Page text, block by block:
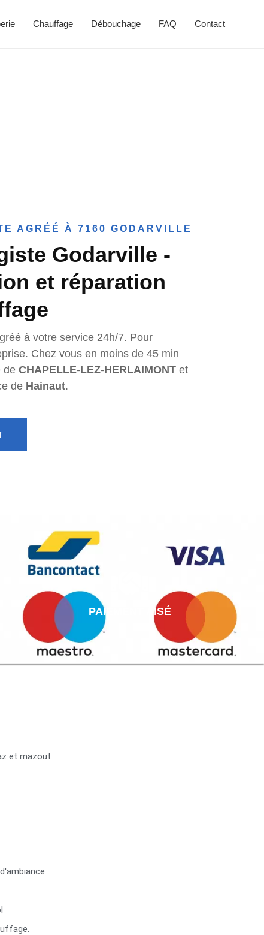
Chauffage Débouchage FAQ Contact
AGRÉÉ À 7160 GODARVILLE
Godarville -
et réparation
à votre service 24h/7. Pour
Chez vous en moins de 45 min
de CHAPELLE-LEZ-HERLAIMONT et
de Hainaut.
PAIEMENT AISÉ
et mazout